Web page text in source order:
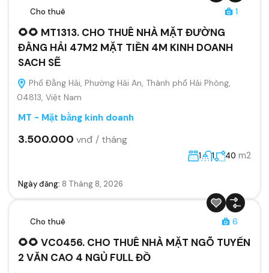
Cho thuê 1
🌻🌻 MT1313. CHO THUÊ NHÀ MẶT ĐƯỜNG
ĐẰNG HẢI 47M2 MẶT TIỀN 4M KINH DOANH
SACH SẼ
Phố Đằng Hải, Phường Hải An, Thành phố Hải Phòng,
04813, Việt Nam
MT - Mặt bằng kinh doanh
3.500.000 vnđ / tháng
1 1 40 m2
Ngày đăng: 8 Tháng 8, 2026
Cho thuê 6
🌻🌻 VC0456. CHO THUÊ NHÀ MẶT NGÕ TUYẾN
2 VĂN CAO 4 NGỦ FULL ĐỒ